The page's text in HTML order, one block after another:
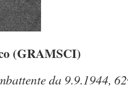
(GRAMSCI)
da 9.9.1944,